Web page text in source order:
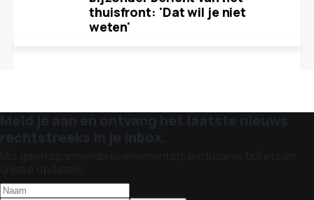
thuisfront: 'Dat wil je niet
weten'
Meld je aan en ontvang het laatste nieuws
rechtstreeks in je inbox.
Mis geen spannende evenementen, exclusieve tickets en
unieke updates!